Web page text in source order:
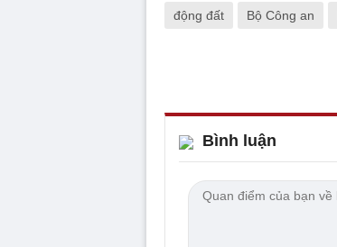
động đất Bộ Công an
Bình luận